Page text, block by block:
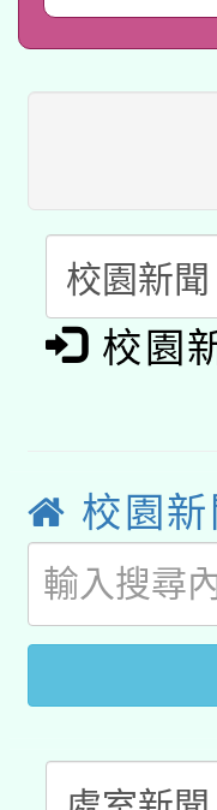
招甄
本館
暨閱
科技
礎課程
A3數
「數
pilot
有關
用水
動」
桃園
開 智
2026
校園
校園